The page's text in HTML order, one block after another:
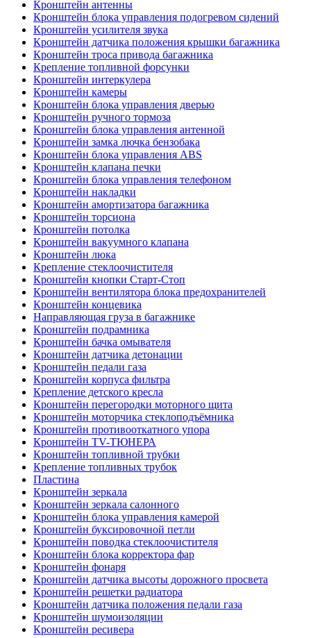
Кронштейн антенны
Кронштейн блока управления подогревом сидений
Кронштейн усилителя звука
Кронштейн датчика положения крышки багажника
Кронштейн троса привода багажника
Крепление топливной форсунки
Кронштейн интеркулера
Кронштейн камеры
Кронштейн блока управления дверью
Кронштейн ручного тормоза
Кронштейн блока управления антенной
Кронштейн замка лючка бензобака
Кронштейн блока управления ABS
Кронштейн клапана печки
Кронштейн блока управления телефоном
Кронштейн накладки
Кронштейн амортизатора багажника
Кронштейн торсиона
Кронштейн потолка
Кронштейн вакуумного клапана
Кронштейн люка
Крепление стеклоочистителя
Кронштейн кнопки Старт-Стоп
Кронштейн вентилятора блока предохранителей
Кронштейн концевика
Направляющая груза в багажнике
Кронштейн подрамника
Кронштейн бачка омывателя
Кронштейн датчика детонации
Кронштейн педали газа
Кронштейн корпуса фильтра
Крепление детского кресла
Кронштейн перегородки моторного щита
Кронштейн моторчика стеклоподъёмника
Кронштейн противооткатного упора
Кронштейн TV-ТЮНЕРА
Кронштейн топливной трубки
Крепление топливных трубок
Пластина
Кронштейн зеркала
Кронштейн зеркала салонного
Кронштейн блока управления камерой
Кронштейн буксировочной петли
Кронштейн поводка стеклоочистителя
Кронштейн блока корректора фар
Кронштейн фонаря
Кронштейн датчика высоты дорожного просвета
Кронштейн решетки радиатора
Кронштейн датчика положения педали газа
Кронштейн шумоизоляции
Кронштейн ресивера